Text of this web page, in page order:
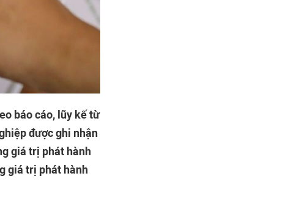
báo cáo, lũy kế từ
được ghi nhận
giá trị phát hành
giá trị phát hành